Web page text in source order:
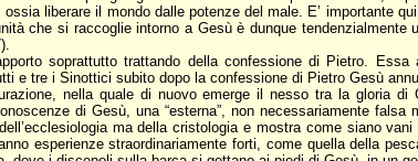
liberare il mondo dalle potenze del male. E’ importante
che si raccoglie intorno a Gesù è dunque
soprattutto trattando della confessione di Pietro.
e tre i Sinottici subito dopo la confessione di Pietro Gesù
nella quale di nuovo emerge il nesso tra la gloria
di Gesù, una “esterna”, non necessariamente
ma della cristologia e mostra come siano
esperienze straordinariamente forti, come quella della